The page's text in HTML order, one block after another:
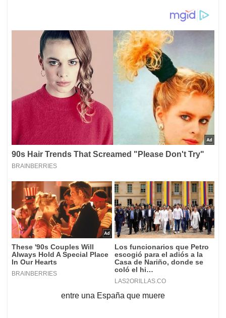
entre una España que muere